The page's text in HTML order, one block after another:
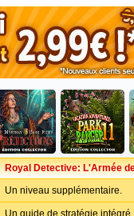
Royal Detective: L'Armée
Un niveau supplémentaire.
Un guide de stratégie intégré.